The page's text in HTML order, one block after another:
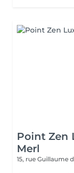
Point Zen
Merl
15, rue Guillaume